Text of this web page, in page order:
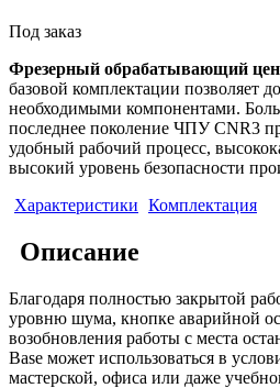
Под заказ
Фрезерный обрабатывающий
базовой комплектации позволяет
необходимыми компонентами.
последнее поколение ЧПУ CNR3
удобный рабочий процесс,
высокий уровень безопасности
Характеристики Комплектация
Описание
Благодаря полностью закрытой
уровню шума, кнопке аварийной
возобновления работы с места
Base может использоваться в
мастерской, офиса или даже